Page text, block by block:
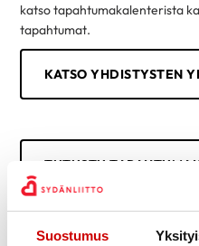
Suostumus
katso tapahtumakalenterista
tapahtumat.
KATSO YHDISTYSTEN
TUTUSTU